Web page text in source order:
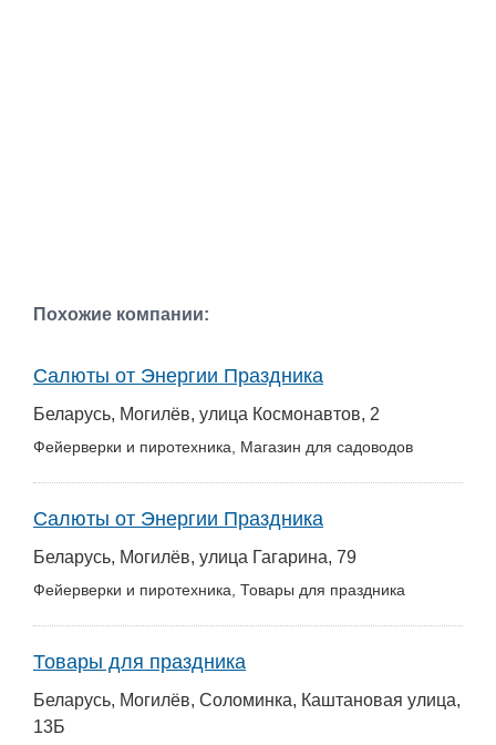
Похожие компании:
Салюты от Энергии Праздника
Беларусь, Могилёв, улица Космонавтов, 2
Фейерверки и пиротехника, Магазин для садоводов
Салюты от Энергии Праздника
Беларусь, Могилёв, улица Гагарина, 79
Фейерверки и пиротехника, Товары для праздника
Товары для праздника
Беларусь, Могилёв, Соломинка, Каштановая улица,
13Б